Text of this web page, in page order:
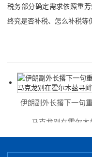
税务部分确定需求依照重
终究是否补税、怎么补税等
伊朗副外长撂下一句重话
马克龙别在霍尔木兹